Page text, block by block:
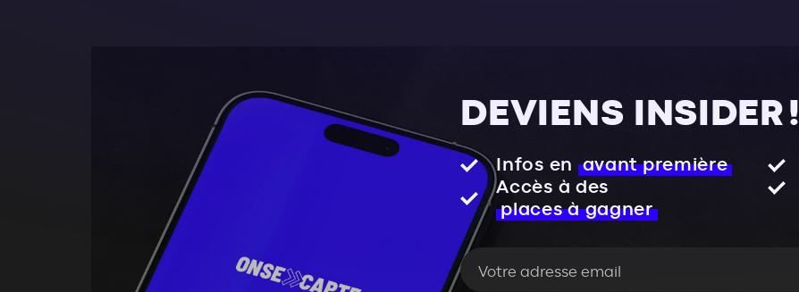
DEVIENS INSIDER !
Infos en avant première
Accès à des
places à gagner